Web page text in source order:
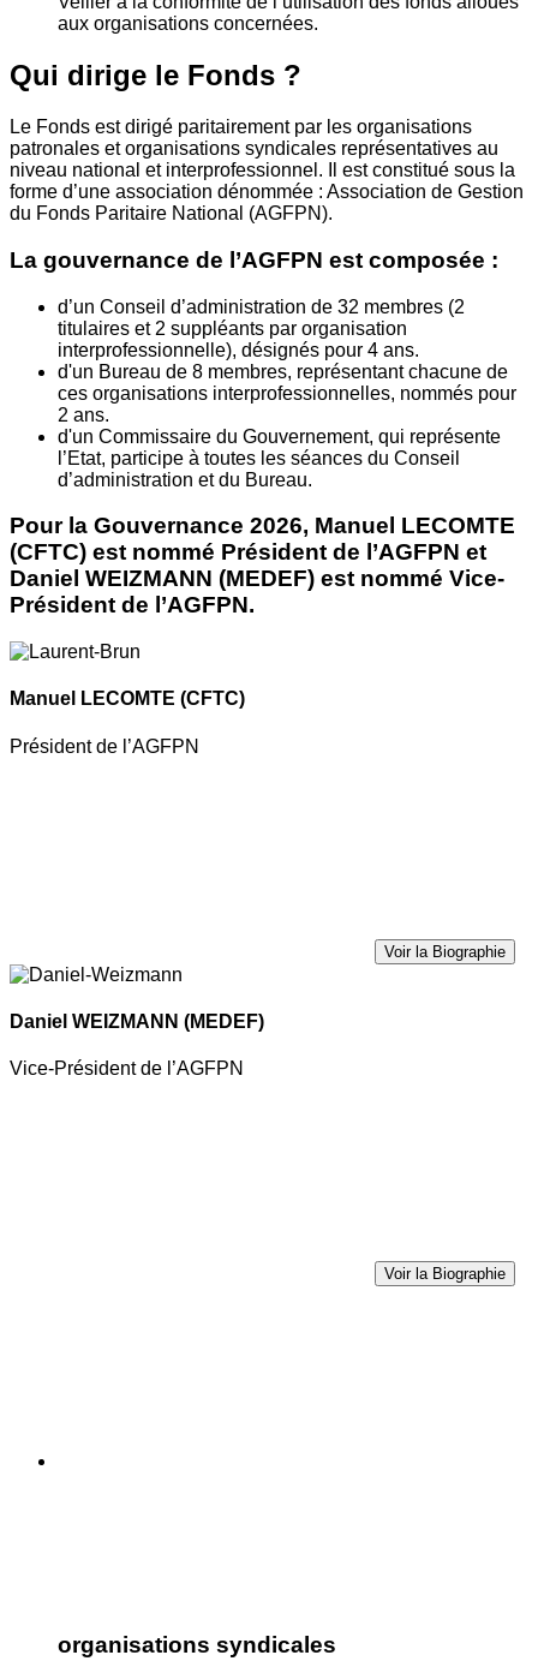
aux organisations concernées.
Qui dirige le Fonds ?
Le Fonds est dirigé paritairement par les organisations
patronales et organisations syndicales représentatives au
niveau national et interprofessionnel. Il est constitué sous la
forme d’une association dénommée : Association de Gestion
du Fonds Paritaire National (AGFPN).
La gouvernance de l’AGFPN est composée :
d’un Conseil d’administration de 32 membres (2
titulaires et 2 suppléants par organisation
interprofessionnelle), désignés pour 4 ans.
d'un Bureau de 8 membres, représentant chacune de
ces organisations interprofessionnelles, nommés pour
2 ans.
d'un Commissaire du Gouvernement, qui représente
l’Etat, participe à toutes les séances du Conseil
d’administration et du Bureau.
Pour la Gouvernance 2026, Manuel LECOMTE
(CFTC) est nommé Président de l’AGFPN et
Daniel WEIZMANN (MEDEF) est nommé Vice-
Président de l’AGFPN.
Manuel LECOMTE (CFTC)
Président de l’AGFPN
Voir la Biographie
Daniel WEIZMANN (MEDEF)
Vice-Président de l’AGFPN
Voir la Biographie
organisations syndicales